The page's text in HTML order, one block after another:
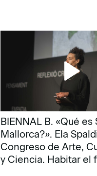
BIENNAL B. «Qué es
Mallorca?». Ela
Congreso de Arte,
y Ciencia. Habitar el